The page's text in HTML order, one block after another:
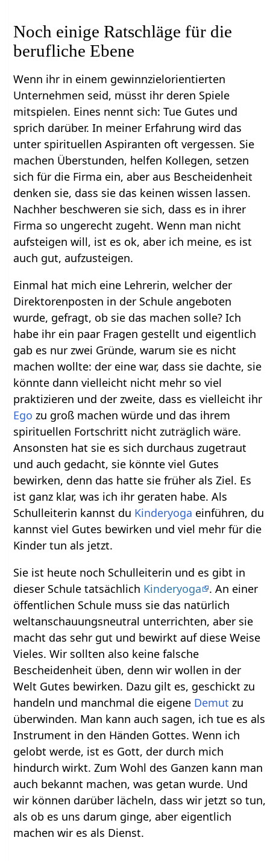
Noch einige Ratschläge für die
berufliche Ebene
Wenn ihr in einem gewinnzielorientierten
Unternehmen seid, müsst ihr deren Spiele
mitspielen. Eines nennt sich: Tue Gutes und
sprich darüber. In meiner Erfahrung wird das
unter spirituellen Aspiranten oft vergessen. Sie
machen Überstunden, helfen Kollegen, setzen
sich für die Firma ein, aber aus Bescheidenheit
denken sie, dass sie das keinen wissen lassen.
Nachher beschweren sie sich, dass es in ihrer
Firma so ungerecht zugeht. Wenn man nicht
aufsteigen will, ist es ok, aber ich meine, es ist
auch gut, aufzusteigen.
Einmal hat mich eine Lehrerin, welcher der
Direktorenposten in der Schule angeboten
wurde, gefragt, ob sie das machen solle? Ich
habe ihr ein paar Fragen gestellt und eigentlich
gab es nur zwei Gründe, warum sie es nicht
machen wollte: der eine war, dass sie dachte, sie
könnte dann vielleicht nicht mehr so viel
praktizieren und der zweite, dass es vielleicht ihr
Ego zu groß machen würde und das ihrem
spirituellen Fortschritt nicht zuträglich wäre.
Ansonsten hat sie es sich durchaus zugetraut
und auch gedacht, sie könnte viel Gutes
bewirken, denn das hatte sie früher als Ziel. Es
ist ganz klar, was ich ihr geraten habe. Als
Schulleiterin kannst du Kinderyoga einführen, du
kannst viel Gutes bewirken und viel mehr für die
Kinder tun als jetzt.
Sie ist heute noch Schulleiterin und es gibt in
dieser Schule tatsächlich Kinderyoga
. An einer
öffentlichen Schule muss sie das natürlich
weltanschauungsneutral unterrichten, aber sie
macht das sehr gut und bewirkt auf diese Weise
Vieles. Wir sollten also keine falsche
Bescheidenheit üben, denn wir wollen in der
Welt Gutes bewirken. Dazu gilt es, geschickt zu
handeln und manchmal die eigene Demut zu
überwinden. Man kann auch sagen, ich tue es als
Instrument in den Händen Gottes. Wenn ich
gelobt werde, ist es Gott, der durch mich
hindurch wirkt. Zum Wohl des Ganzen kann man
auch bekannt machen, was getan wurde. Und
wir können darüber lächeln, dass wir jetzt so tun,
als ob es uns darum ginge, aber eigentlich
machen wir es als Dienst.